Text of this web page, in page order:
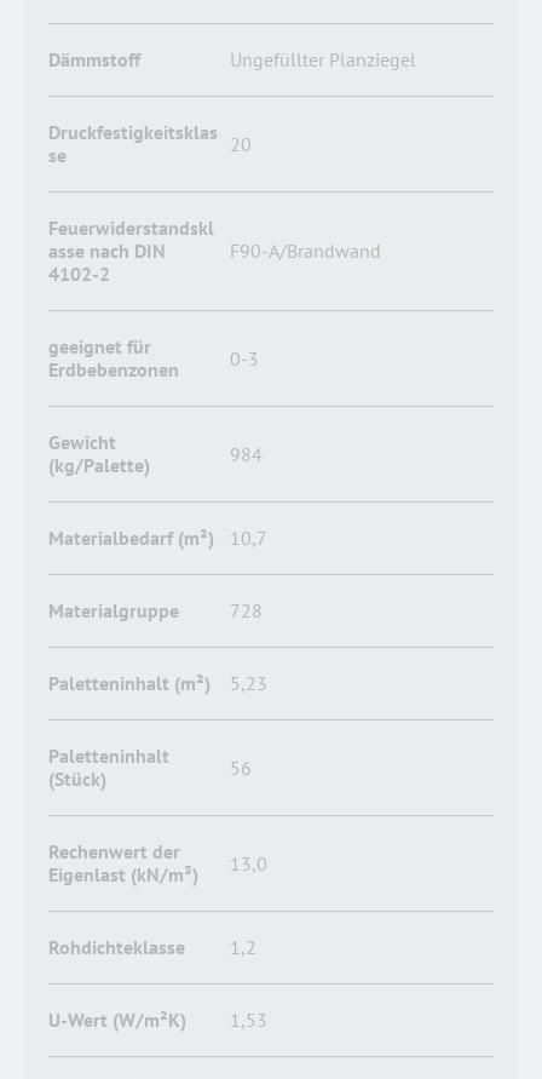
Dämmstoff Ungefüllter Planziegel
Druckfestigkeitsklas
se
20
Feuerwiderstandskl
asse nach DIN
4102-2
F90-A/Brandwand
geeignet für
Erdbebenzonen
0-3
Gewicht
(kg/Palette)
984
Materialbedarf (m²) 10,7
Materialgruppe 728
Paletteninhalt (m²) 5,23
Paletteninhalt
(Stück)
56
Rechenwert der
Eigenlast (kN/m³)
13,0
Rohdichteklasse 1,2
U-Wert (W/m²K) 1,53